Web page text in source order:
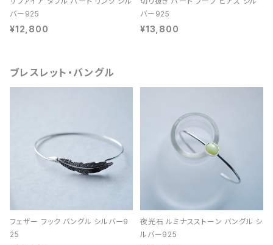
バー925
¥12,800
バー925
¥13,800
ブレスレット・バングル
フェザー フック バングル シルバー9
25
夜光石 ルミナスストーン バングル シ
ルバー925